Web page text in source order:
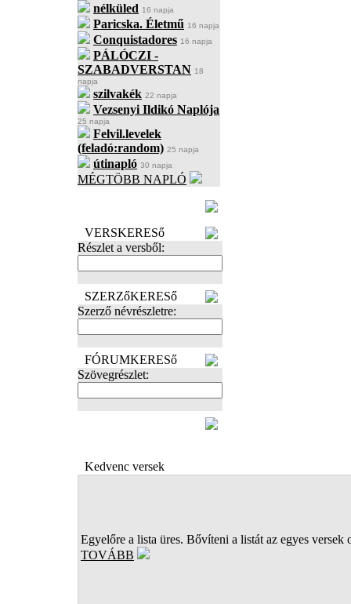
nélküled 16 napja
Paricska. Életmű 16 napja
Conquistadores 16 napja
PÁLÓCZI -
SZABADVERSTAN 18
napja
szilvakék 22 napja
Vezsenyi Ildikó Naplója
25 napja
Felvil.levelek
(feladó:random) 25 napja
útinapló 30 napja
MÉGTÖBB NAPLÓ
VERSKERESő
Részlet a versből:
SZERZőKERESő
Szerző névrészletre:
FÓRUMKERESő
Szövegrészlet:
Kedvenc versek
Egyelőre a lista üres. Bővíteni a listát az egyes versek
TOVÁBB